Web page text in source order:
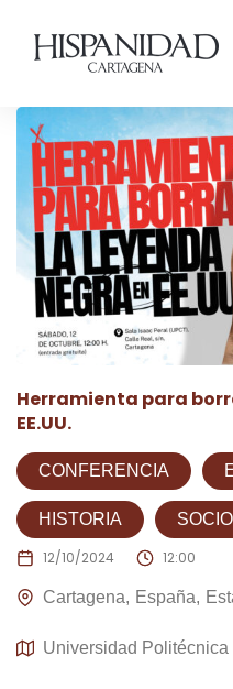
Herramienta para
EE.UU.
CONFERENCIA
HISTORIA
12/10/2024 12:00
Cartagena España
Universidad Politécnica